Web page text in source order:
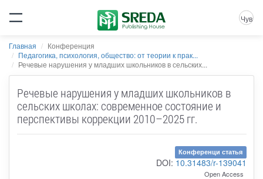
Чув
Главная
Конференция
Педагогика, психология, общество: от теории к прак...
Речевые нарушения у младших школьников в сельских...
Речевые нарушения у младших школьников в
сельских школах: современное состояние и
перспективы коррекции 2010–2025 гг.
Конференци статья
DOI:10.31483/r-139041
Open Access